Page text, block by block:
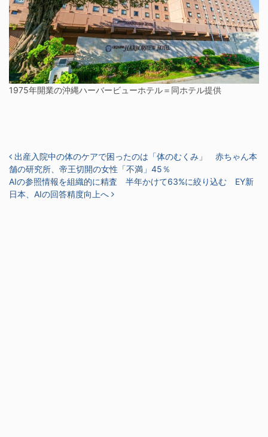
1975年開業の沖縄ハーバービューホテル＝同ホテル提供
投稿ナビゲーション
出産入院中の体のケアで困ったのは「体のむくみ」 赤ちゃん本
舗の研究所、帝王切開の女性「不満」45％
AIの参照情報を組織的に精査 半年かけて63%に絞り込む EY新
日本、AIの回答精度向上へ